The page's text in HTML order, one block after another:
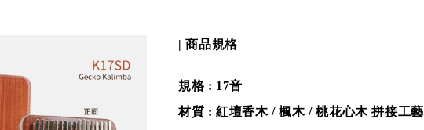
| 商品規格
規格 : 17音
材質 : 紅壇香木 / 楓木 / 桃花心木 拼接工藝